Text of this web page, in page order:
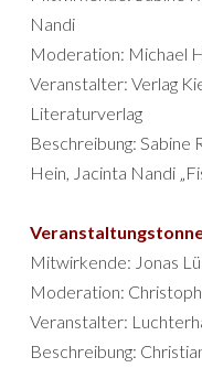
Nandi
Moderation: Michael
Veranstalter: Verlag
Literaturverlag
Beschreibung: Sabine
Hein, Jacinta Nandi
Mitwirkende: Jonas
Moderation:
Veranstalter:
Beschreibung: